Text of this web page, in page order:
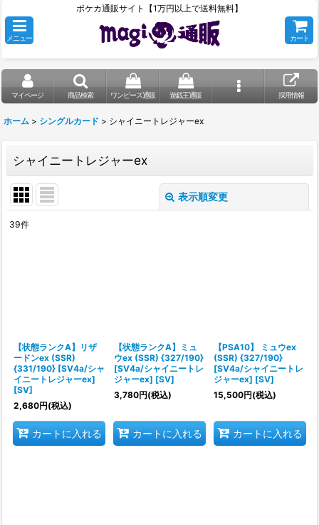
ポケカ通販サイト【1万円以上で送料無料】
メニュー カート
マイページ 商品検索 ワンピース通販 遊戯王通販 採用情報
ホーム > シングルカード > シャイニートレジャーex
シャイニートレジャーex
表示順変更
絞り込む
39件
【状態ランクA】リザ
ードンex (SSR)
{331/190} [SV4a/シャ
イニートレジャーex]
[SV]
2,680円(税込)
カートに入れる
【状態ランクA】ミュ
ウex (SSR) {327/190}
[SV4a/シャイニートレ
ジャーex] [SV]
3,780円(税込)
カートに入れる
【PSA10】 ミュウex
(SSR) {327/190}
[SV4a/シャイニートレ
ジャーex] [SV]
15,500円(税込)
カートに入れる